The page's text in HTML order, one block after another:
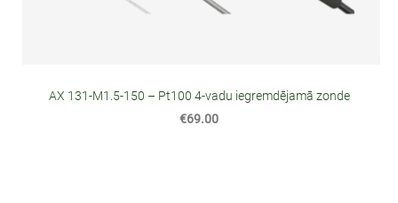
AX 131-M1.5-150 – Pt100 4-vadu iegremdējamā zonde
€69.00